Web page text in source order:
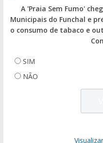
A 'Praia Sem Fumo'
Municipais do Funchal e
o consumo de tabaco e
SIM
NÃO